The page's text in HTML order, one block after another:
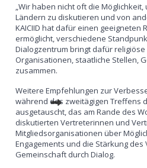
„Wir haben nicht oft die
Ländern zu diskutieren und von
KAICIID hat dafür einen geeigneten
ermöglicht, verschiedene
Dialogzentrum bringt dafür
Organisationen, staatliche Stellen,
zusammen.
Weitere Empfehlungen zur
während des zweitägigen Treffens
ausgetauscht, das am Rande des
diskutierten Vertreterinnen und
Mitgliedsorganisationen über
Engagements und die Stärkung des
Gemeinschaft durch Dialog.